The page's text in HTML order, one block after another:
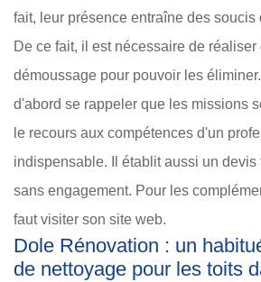
fait, leur présence entraîne des soucis
De ce fait, il est nécessaire de
démoussage pour pouvoir les
d'abord se rappeler que les missions
le recours aux compétences d'un
indispensable. Il établit aussi un devis
sans engagement. Pour les
faut visiter son site web.
Dole Rénovation : un
de nettoyage pour les toits